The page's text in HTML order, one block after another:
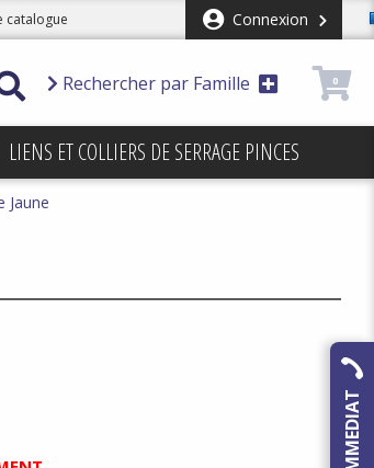
catalogue Connexion
Rechercher par Famille 0
LIENS ET COLLIERS DE SERRAGE PINCES
Jaune